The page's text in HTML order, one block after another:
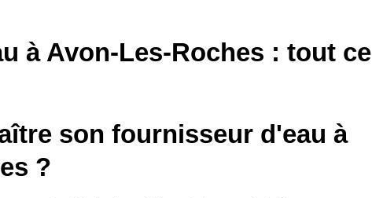
à Avon-Les-Roches : tout ce
son fournisseur d'eau à
?